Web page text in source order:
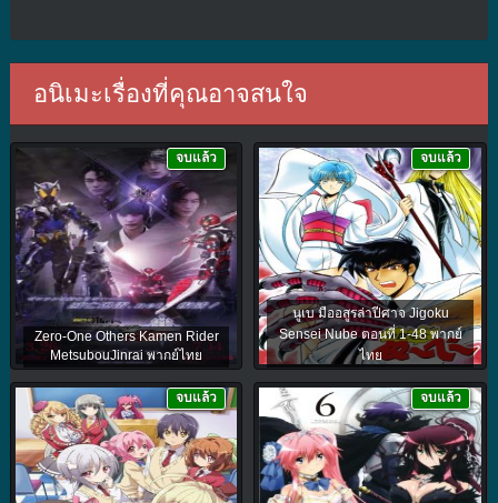
อนิเมะเรื่องที่คุณอาจสนใจ
Zero-One Others Kamen Rider
MetsubouJinrai พากย์ไทย
จบแล้ว
นูเบ มืออสูรล่าปีศาจ Jigoku
Sensei Nube ตอนที่ 1-48 พากย์
ไทย
จบแล้ว
จบแล้ว จบแล้ว